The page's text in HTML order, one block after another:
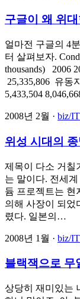
구글이 왜 위
얼마전 구글의 4
터 살펴보자.
thousands) 2006
25,335,806 유동
5,433,504
2008년 2월 · biz/IT
위성 시대의 종
제목이 다소 거칠
는 말이다. 전세
듐 프로젝트는 현
의해 사장이 되었
렸다. 일본의…
2008년 1월 · biz/IT
블랙잭으로 무
상당히 재미있는